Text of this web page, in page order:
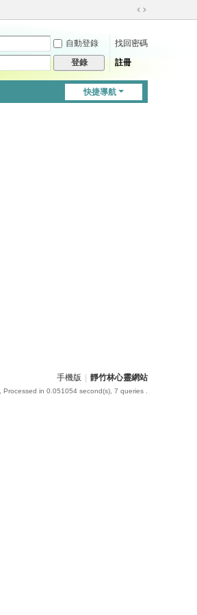
切
到
自動登錄
找回密碼
登錄 註冊
快捷導航
手機版 靜竹林心靈網站
, Processed in 0.051054 second(s), 7 queries .